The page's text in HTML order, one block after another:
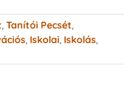
Tanítói Pecsét
Iskolai Iskolás